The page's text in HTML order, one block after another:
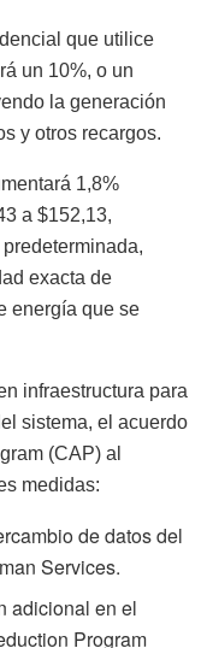
que utilice
un 10%, o un
la generación
y otros recargos.
1,8%
a $152,13,
exacta de
energía que se
infraestructura para
sistema, el acuerdo
(CAP) al
medidas:
de datos del
Services.
adicional en el
Program